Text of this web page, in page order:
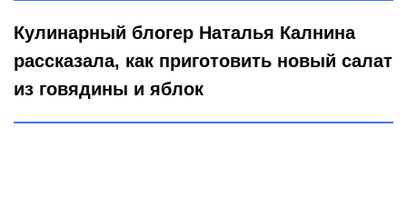
Кулинарный блогер Наталья Калнина
рассказала, как приготовить новый салат
из говядины и яблок